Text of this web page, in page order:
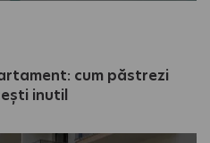
cum păstrezi
inutil